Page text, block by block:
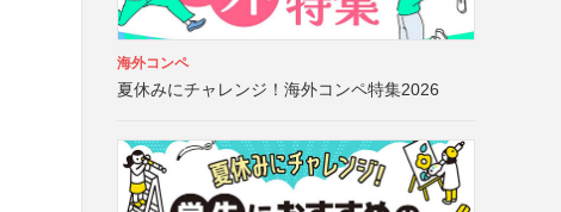
海外コンペ
夏休みにチャレンジ！海外コンペ特集2026